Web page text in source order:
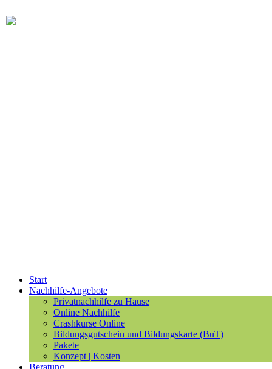
Start
Nachhilfe-Angebote
Privatnachhilfe zu Hause
Online Nachhilfe
Crashkurse Online
Bildungsgutschein und Bildungskarte (BuT)
Pakete
Konzept | Kosten
Beratung